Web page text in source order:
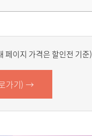
페이지 가격은 할인전 기준)
가기) →